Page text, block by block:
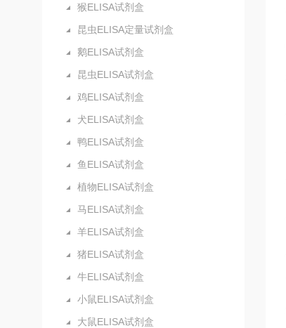
猴ELISA试剂盒
昆虫ELISA定量试剂盒
鹅ELISA试剂盒
昆虫ELISA试剂盒
鸡ELISA试剂盒
犬ELISA试剂盒
鸭ELISA试剂盒
鱼ELISA试剂盒
植物ELISA试剂盒
马ELISA试剂盒
羊ELISA试剂盒
猪ELISA试剂盒
牛ELISA试剂盒
小鼠ELISA试剂盒
大鼠ELISA试剂盒